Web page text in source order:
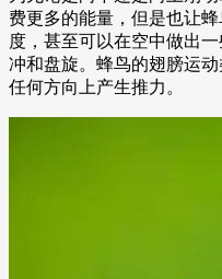
费更多的能量，但是也让
度，甚至可以在空中做出
冲和盘旋。蜂鸟的翅膀运
任何方向上产生推力。